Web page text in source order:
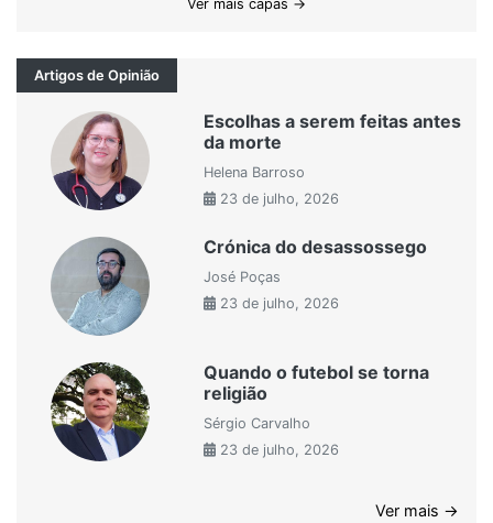
Ver mais capas →
Artigos de Opinião
Escolhas a serem feitas antes
da morte
Helena Barroso
23 de julho, 2026
Crónica do desassossego
José Poças
23 de julho, 2026
Quando o futebol se torna
religião
Sérgio Carvalho
23 de julho, 2026
Ver mais →